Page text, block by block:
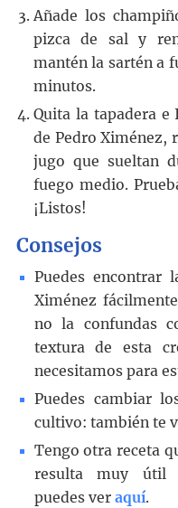
Añade los
pizca de sal y
mantén la sartén a
minutos.
Quita la tapadera e
de Pedro Ximénez,
jugo que sueltan
fuego medio.
¡Listos!
Consejos
Puedes encontrar
Ximénez
no la confundas
textura de esta
necesitamos para
Puedes cambiar
cultivo: también te
Tengo otra receta
resulta muy útil
puedes ver aquí.